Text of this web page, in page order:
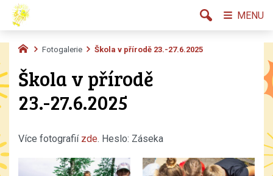
Fotogalerie Škola v přírodě 23.-27.6.2025
Škola v přírodě
23.-27.6.2025
Více fotografií zde. Heslo: Záseka
MENU